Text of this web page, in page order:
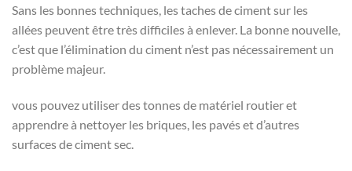
Sans les bonnes techniques, les taches de ciment sur les
allées peuvent être très difficiles à enlever. La bonne nouvelle,
c’est que l’élimination du ciment n’est pas nécessairement un
problème majeur.
vous pouvez utiliser des tonnes de matériel routier et
apprendre à nettoyer les briques, les pavés et d’autres
surfaces de ciment sec.